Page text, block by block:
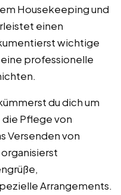
Housekeeping und
einen
wichtige
professionelle
du dich um
Pflege von
Versenden von
Arrangements.